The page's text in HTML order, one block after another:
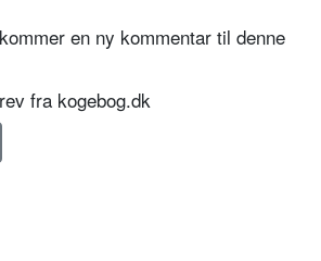
en ny kommentar til denne
fra kogebog.dk